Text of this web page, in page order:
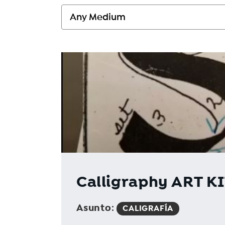
Calligraphy ART
Asunto: CALIGRAFÍA